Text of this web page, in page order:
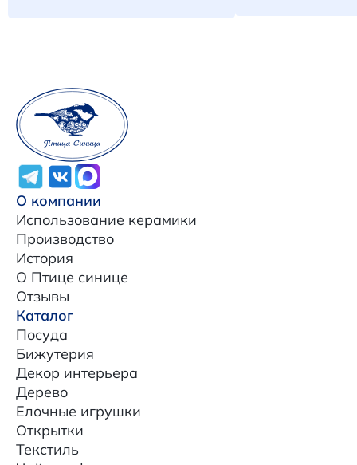
О компании
Использование керамики
Производство
История
О Птице синице
Отзывы
Каталог
Посуда
Бижутерия
Декор интерьера
Дерево
Елочные игрушки
Открытки
Текстиль